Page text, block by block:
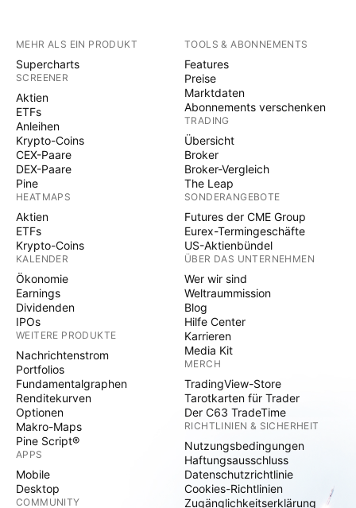
MEHR ALS EIN PRODUKT
Supercharts
SCREENER
Aktien
ETFs
Anleihen
Krypto-Coins
CEX-Paare
DEX-Paare
Pine
HEATMAPS
Aktien
ETFs
Krypto-Coins
KALENDER
Ökonomie
Earnings
Dividenden
IPOs
WEITERE PRODUKTE
Nachrichtenstrom
Portfolios
Fundamentalgraphen
Renditekurven
Optionen
Makro-Maps
Pine Script®
APPS
Mobile
Desktop
COMMUNITY
TOOLS & ABONNEMENTS
Features
Preise
Marktdaten
Abonnements verschenken
TRADING
Übersicht
Broker
Broker-Vergleich
The Leap
SONDERANGEBOTE
Futures der CME Group
Eurex-Termingeschäfte
US-Aktienbündel
ÜBER DAS UNTERNEHMEN
Wer wir sind
Weltraummission
Blog
Hilfe Center
Karrieren
Media Kit
MERCH
TradingView-Store
Tarotkarten für Trader
Der C63 TradeTime
RICHTLINIEN & SICHERHEIT
Nutzungsbedingungen
Haftungsausschluss
Datenschutzrichtlinie
Cookies-Richtlinien
Zugänglichkeitserklärung